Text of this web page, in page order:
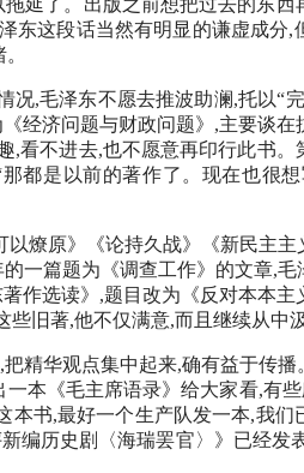
东这段话当然有明显的谦虚成分
,毛泽东不愿去推波助澜,托以“
经济问题与财政问题》,主要谈
看不进去,也不愿意再印行此书。
都是以前的著作了。现在也很
燎原》《论持久战》《新民主
一篇题为《调查工作》的文章,
作选读》,题目改为《反对本本
旧著,他不仅满意,而且继续从中
精华观点集中起来,确有益于传播
本《毛主席语录》给大家看,有
书,最好一个生产队发一本,我
编历史剧〈海瑞罢官〉》已经发